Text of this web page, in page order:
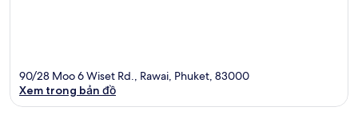
90/28 Moo 6 Wiset Rd., Rawai, Phuket, 83000
Xem trong bản đồ